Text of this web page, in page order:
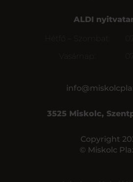
ALDI
Hétfő – Szombat:
Vasárnap:
3525 Miskolc,
Copyright
© Miskolc